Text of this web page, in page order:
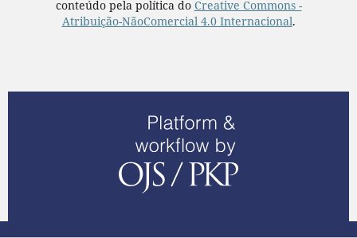
conteúdo pela política do Creative Commons -
Atribuição-NãoComercial 4.0 Internacional.